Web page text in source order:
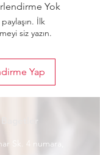
Yok
İlk
siz yazın.
Yap
Sk. 4 numara,